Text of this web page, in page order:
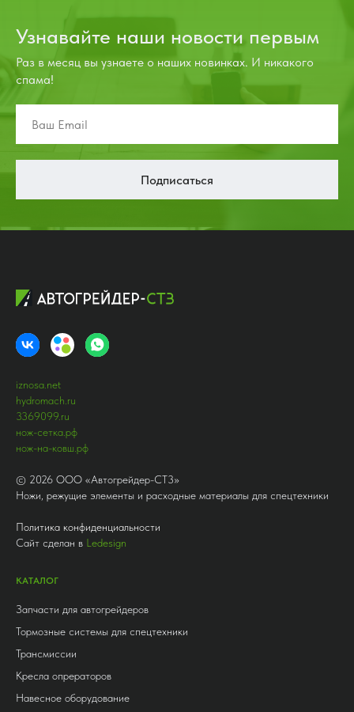
Узнавайте наши новости первым
Раз в месяц вы узнаете о наших новинках. И никакого
спама!
Подписаться
iznosa.net
hydromach.ru
3369099.ru
нож-сетка.рф
нож-на-ковш.рф
© 2026 ООО «Автогрейдер-СТ3»
Ножи, режущие элементы и расходные материалы для спецтехники
Политика конфиденциальности
Сайт сделан в Ledesign
КАТАЛОГ
Запчасти для автогрейдеров
Тормозные системы для спецтехники
Трансмиссии
Кресла опрераторов
Навесное оборудование